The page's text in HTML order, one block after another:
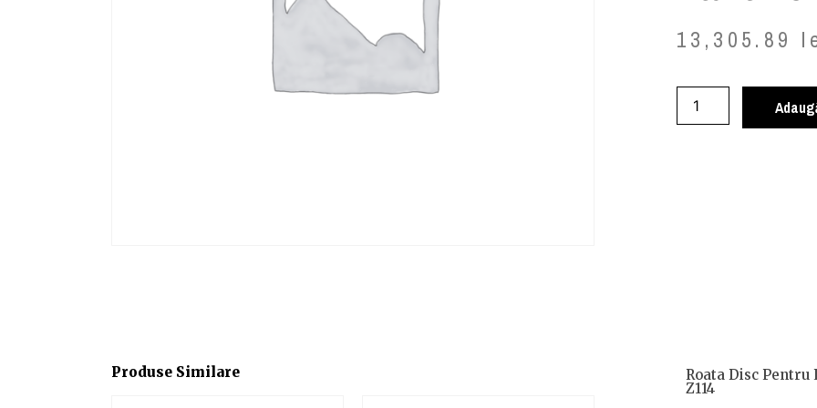
13,305.89
Produse Similare Roata Disc Pentru
Z114